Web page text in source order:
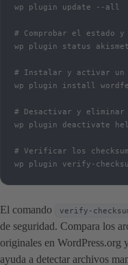
wp plugin update --all
# Comprobar el estado
wp plugin status akismet
# Instalar y activar un
wp plugin install
# Desactivar y
wp plugin deactivate
# Verificar los
wp plugin verify-
El comando verify-
de seguridad. Compara los
originales en WordPress.org
ayuda a detectar archivos